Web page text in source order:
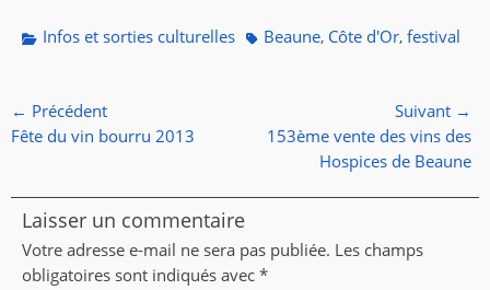
Categories
Infos et sorties culturelles TagsBeaune, Côte d'Or, festival
Navigation
de
← Précédent
Article
Fête du vin bourru 2013
Suivant →
Article
153ème vente des vins des
Hospices de Beaune
Laisser un commentaire
Votre adresse e-mail ne sera pas publiée. Les champs
obligatoires sont indiqués avec*